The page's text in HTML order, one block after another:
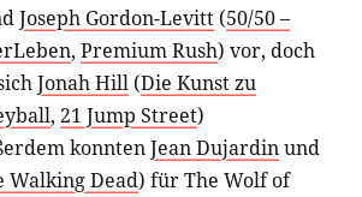
Joseph Gordon-Levitt (50/50 –
, Premium Rush) vor, doch
Jonah Hill (Die Kunst zu
, 21 Jump Street)
konntenJean Dujardinund
Walking Dead) für The Wolf of